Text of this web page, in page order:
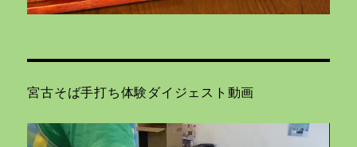
宮古そば手打ち体験ダイジェスト動画
動